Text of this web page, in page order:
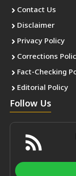
Contact Us
Disclaimer
Privacy Policy
Corrections
Fact-Checking
Editorial Policy
Follow Us